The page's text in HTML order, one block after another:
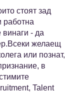
стоят зад
работна
- да
желаещ
или познат,
в
Talent